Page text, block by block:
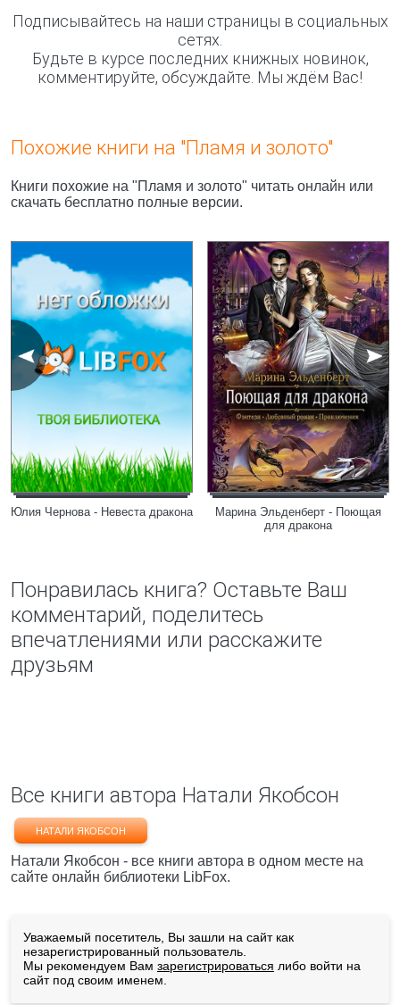
Подписывайтесь на наши страницы в социальных
сетях.
Будьте в курсе последних книжных новинок,
комментируйте, обсуждайте. Мы ждём Вас!
Похожие книги на "Пламя и золото"
Книги похожие на "Пламя и золото" читать онлайн или
скачать бесплатно полные версии.
Юлия Чернова - Невеста дракона
Марина Эльденберт - Поющая
для дракона
Понравилась книга? Оставьте Ваш
комментарий, поделитесь
впечатлениями или расскажите
друзьям
Все книги автора Натали Якобсон
НАТАЛИ ЯКОБСОН
Натали Якобсон - все книги автора в одном месте на
сайте онлайн библиотеки LibFox.
Уважаемый посетитель, Вы зашли на сайт как
незарегистрированный пользователь.
Мы рекомендуем Вам зарегистрироваться либо войти на
сайт под своим именем.